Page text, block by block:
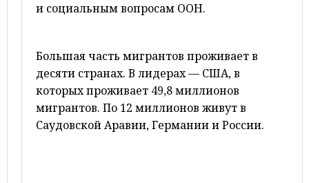
и социальным вопросам ООН.
Большая часть мигрантов проживает в
десяти странах. В лидерах — США, в
которых проживает 49,8 миллионов
мигрантов. По 12 миллионов живут в
Саудовской Аравии, Германии и России.